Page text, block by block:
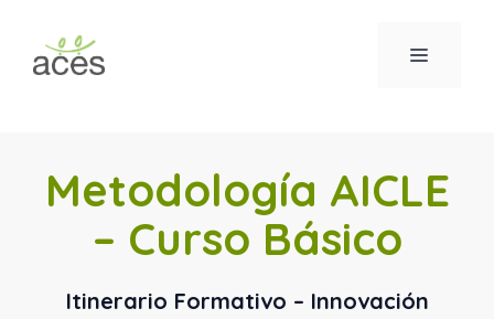
contenido
MENÚ
Metodología AICLE
– Curso Básico
Itinerario Formativo – Innovación